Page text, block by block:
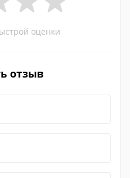
оценки
отзыв